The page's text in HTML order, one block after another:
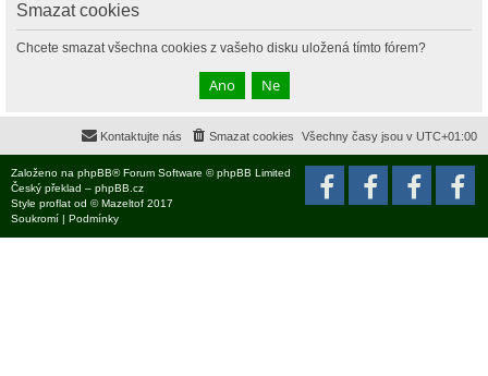
Smazat cookies
Chcete smazat všechna cookies z vašeho disku uložená tímto fórem?
Všechny časy jsou v UTC+01:00
Smazat cookies
Kontaktujte nás
Založeno na phpBB® Forum Software © phpBB Limited
Český překlad – phpBB.cz
Style proflat od ©Mazeltof 2017
Soukromí | Podmínky